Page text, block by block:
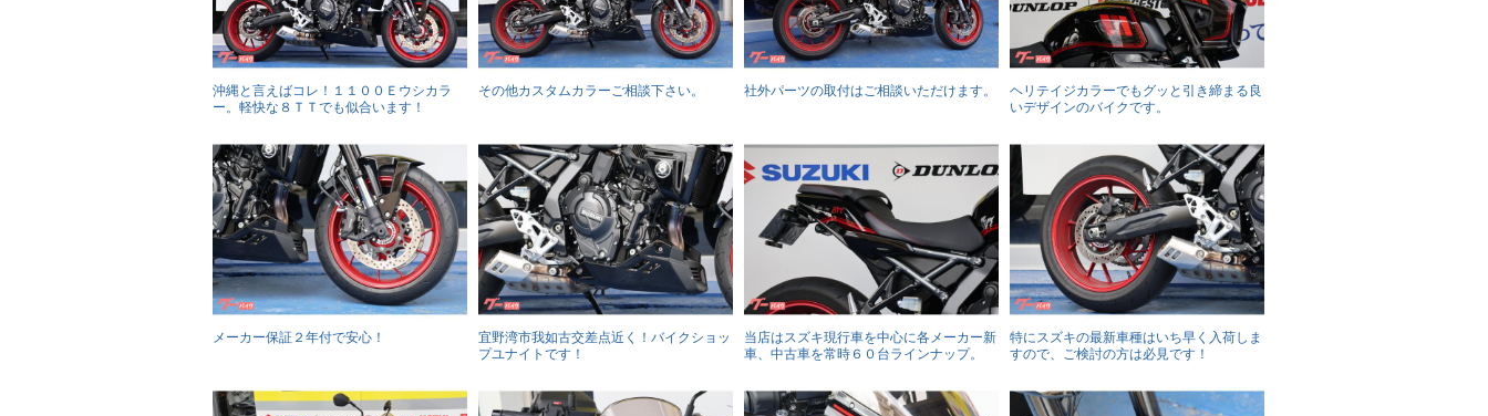
沖縄と言えばコレ！１１００Ｅウシカラ
ー。軽快な８ＴＴでも似合います！
その他カスタムカラーご相談下さい。 社外パーツの取付はご相談いただけます。
ヘリテイジカラーでもグッと引き締まる良
いデザインのバイクです。
メーカー保証２年付で安心！
宜野湾市我如古交差点近く！バイクショッ
プユナイトです！
当店はスズキ現行車を中心に各メーカー新
車、中古車を常時６０台ラインナップ。
特にスズキの最新車種はいち早く入荷しま
すので、ご検討の方は必見です！